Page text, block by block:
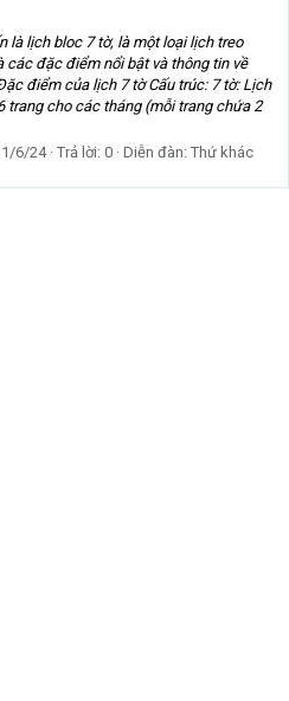
là lịch bloc 7 tờ, là một loại lịch treo
các đặc điểm nổi bật và thông tin về
điểm của lịch 7 tờ Cấu trúc: 7 tờ: Lịch
trang cho các tháng (mỗi trang chứa 2
6/24 Trả lời: 0 Diễn đàn: Thứ khác